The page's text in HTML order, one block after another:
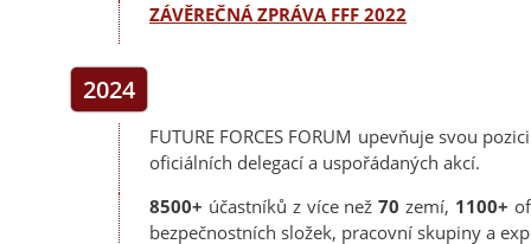
ZÁVĚREČNÁ ZPRÁVA FFF 2022
2024
FUTURE FORCES FORUM upevňuje svou
oficiálních delegací a uspořádaných akcí.
8500+ účastníků z více než70 zemí, 1100+
bezpečnostních složek, pracovní skupiny a